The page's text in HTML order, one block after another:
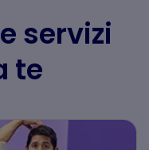
servizi
te